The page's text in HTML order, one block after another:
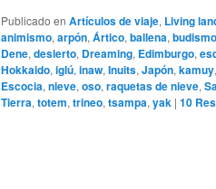
Publicado en Artículos de viaje, Living
animismo, arpón, Ártico, ballena, budismo
Dene, desierto, Dreaming, Edimburgo,
Hokkaido, iglú, inaw, Inuits, Japón, kamuy,
Escocia, nieve, oso, raquetas de nieve,
Tierra, totem, trineo, tsampa, yak | 10